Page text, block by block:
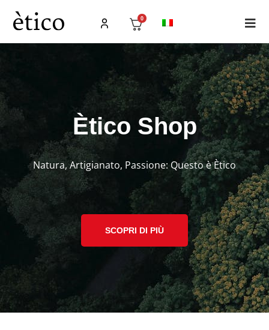
0
ètico landing
Ètico Shop
Natura, Artigianato, Passione: Questo è Ètico
SCOPRI DI PIÙ